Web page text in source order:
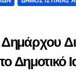
Δημοτικό